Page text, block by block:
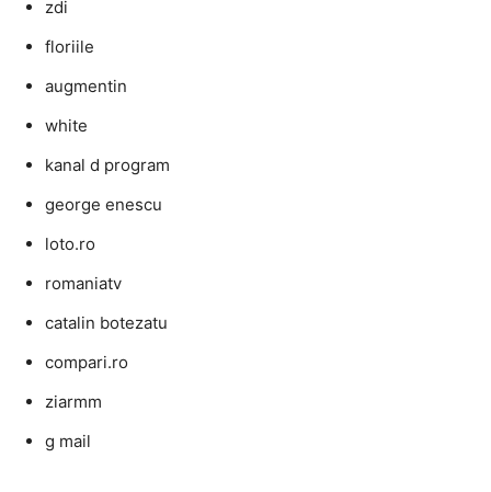
zdi
floriile
augmentin
white
kanal d program
george enescu
loto.ro
romaniatv
catalin botezatu
compari.ro
ziarmm
g mail